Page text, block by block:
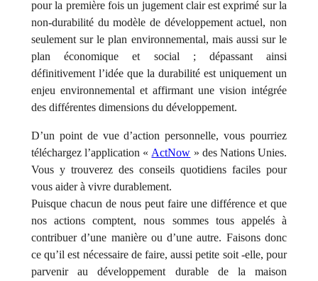
pour la première fois un jugement clair est exprimé sur la
non-durabilité du modèle de développement actuel, non
seulement sur le plan environnemental, mais aussi sur le
plan économique et social ; dépassant ainsi
définitivement l’idée que la durabilité est uniquement un
enjeu environnemental et affirmant une vision intégrée
des différentes dimensions du développement.
D’un point de vue d’action personnelle, vous pourriez
téléchargez l’application « ActNow » des Nations Unies.
Vous y trouverez des conseils quotidiens faciles pour
vous aider à vivre durablement.
Puisque chacun de nous peut faire une différence et que
nos actions comptent, nous sommes tous appelés à
contribuer d’une manière ou d’une autre. Faisons donc
ce qu’il est nécessaire de faire, aussi petite soit -elle, pour
parvenir au développement durable de la maison